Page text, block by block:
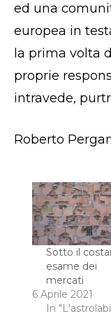
ed una
europea in
la prima volta
proprie
intravede,
Roberto
Sotto il
esame dei
mercati
6 Aprile 2021
In